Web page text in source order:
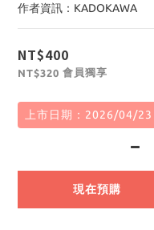
作者資訊：KADOKAWA
NT$400
NT$320 會員獨享
上市日期：2026/04/23
現在預購